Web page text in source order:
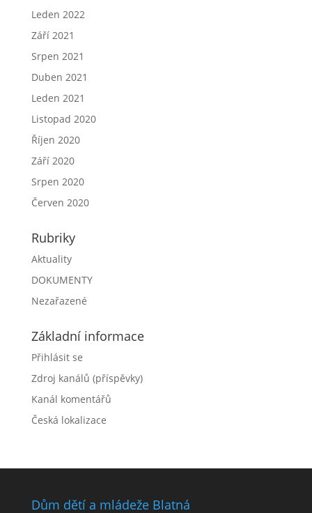
Leden 2022
Září 2021
Srpen 2021
Duben 2021
Leden 2021
Listopad 2020
Říjen 2020
Září 2020
Srpen 2020
Červen 2020
Rubriky
Aktuality
DOKUMENTY
Nezařazené
Základní informace
Přihlásit se
Zdroj kanálů (příspěvky)
Kanál komentářů
Česká lokalizace
Dům dětí a mládeže Blatná